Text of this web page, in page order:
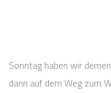
Sonntag haben wir
dann auf dem Weg zum